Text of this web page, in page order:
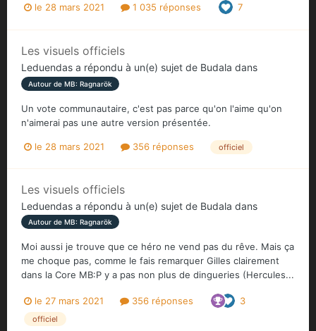
le 28 mars 2021 1 035 réponses 7
Les visuels officiels
Leduendas a répondu à un(e) sujet de Budala dans
Autour de MB: Ragnarök
Un vote communautaire, c'est pas parce qu'on l'aime qu'on
n'aimerai pas une autre version présentée.
le 28 mars 2021 356 réponses officiel
Les visuels officiels
Leduendas a répondu à un(e) sujet de Budala dans
Autour de MB: Ragnarök
Moi aussi je trouve que ce héro ne vend pas du rêve. Mais ça
me choque pas, comme le fais remarquer Gilles clairement
dans la Core MB:P y a pas non plus de dingueries (Hercules...
le 27 mars 2021 356 réponses 3
officiel